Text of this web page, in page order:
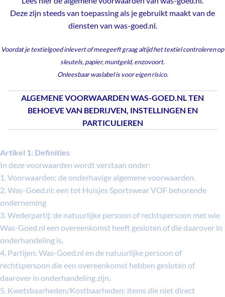
Deze zijn steeds van toepassing als je gebruikt maakt van de
diensten van was-goed.nl.
Voordat je textielgoed inlevert of meegeeft graag altijd het textiel controleren op
sleutels, papier, muntgeld, enzovoort.
Onleesbaar waslabel is voor eigen risico.
ALGEMENE VOORWAARDEN WAS-GOED.NL TEN
BEHOEVE VAN BEDRIJVEN, INSTELLINGEN EN
PARTICULIEREN
Artikel 1: Definities
In deze voorwaarden wordt verstaan onder:
1. Voorwaarden: de onderhavige algemene voorwaarden.
2. Was-Goed.nl: een tot Huisjes Sportswear VOF behorende
onderneming
3. Wederpartij: de natuurlijke persoon of rechtspersoon met wie
Was-Goed.nl een overeenkomst heeft gesloten of die daarover in
onderhandeling is.
4. Partijen: Was-Goed.nl en de natuurlijke persoon of
rechtspersoon die een overeenkomst hebben gesloten of
daarover in onderhandeling zijn.
5. Kwetsbaarheden/Kostbaarheden: items die niet direct